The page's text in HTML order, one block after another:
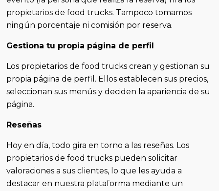
propietarios de food trucks. Tampoco tomamos
ningún porcentaje ni comisión por reserva.
Gestiona tu propia página de perfil
Los propietarios de food trucks crean y gestionan su
propia página de perfil. Ellos establecen sus precios,
seleccionan sus menús y deciden la apariencia de su
página.
Reseñas
Hoy en día, todo gira en torno a las reseñas. Los
propietarios de food trucks pueden solicitar
valoraciones a sus clientes, lo que les ayuda a
destacar en nuestra plataforma mediante un